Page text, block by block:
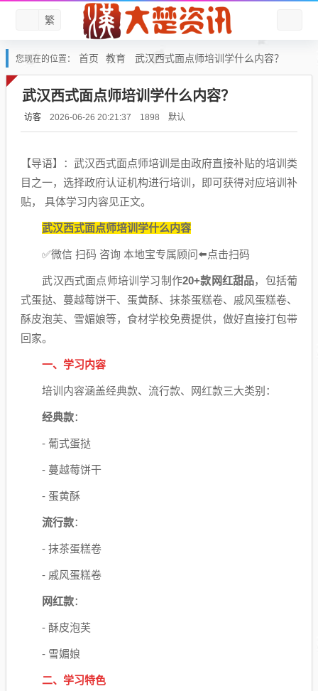
繁
您现在的位置： 首页 教育 武汉西式面点师培训学什么内容？
武汉西式面点师培训学什么内容？
访客 2026-06-26 20:21:37 1898 默认
【导语】：武汉西式面点师培训是由政府直接补贴的培训类
目之一，选择政府认证机构进行培训，即可获得对应培训补
贴， 具体学习内容见正文。
武汉西式面点师培训学什么内容
✅️微信 扫码 咨询 本地宝专属顾问⬅️点击扫码
武汉西式面点师培训学习制作20+款网红甜品，包括葡
式蛋挞、蔓越莓饼干、蛋黄酥、抹茶蛋糕卷、戚风蛋糕卷、
酥皮泡芙、雪媚娘等，食材学校免费提供，做好直接打包带
回家。
一、学习内容
培训内容涵盖经典款、流行款、网红款三大类别：
经典款：
- 葡式蛋挞
- 蔓越莓饼干
- 蛋黄酥
流行款：
- 抹茶蛋糕卷
- 戚风蛋糕卷
网红款：
- 酥皮泡芙
- 雪媚娘
二、学习特色